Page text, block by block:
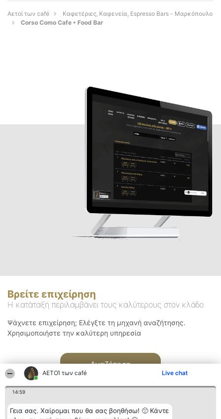
ΑΕΤΟΊ των café Live chat
14:59
Γεια σας. Χαίρομαι που θα σας βοηθήσω! 🙂 Κάντε
Αετοί των café
Καφετέριες, Καφενεία, Espresso Bars - Μαρκόπουλο
Corso Como Cafe • Food Bar
Βρείτε επιχείρηση
Η κατάταξη περιλαμβάνει τους καλύτερους στον κλάδο
Ψάχνετε επιχείρηση; Ελέγξτε τη μηχανή αναζήτησης.
Χρησιμοποιήστε την καλύτερη υπηρεσία
Αναζήτηση